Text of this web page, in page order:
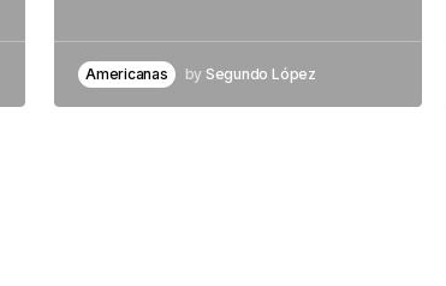
Americanas by Segundo López